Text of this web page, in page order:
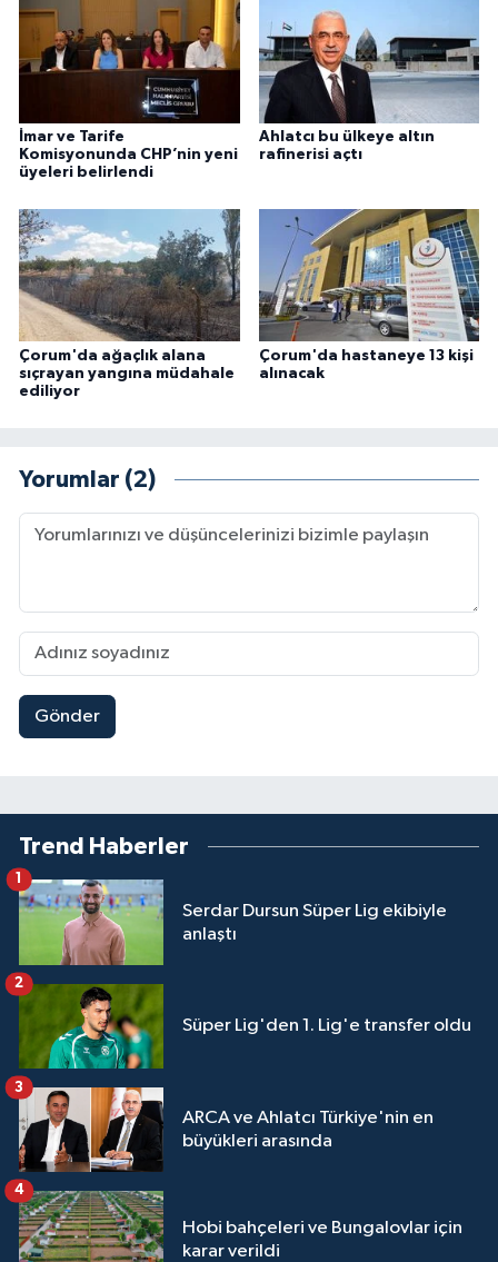
İmar ve Tarife
Komisyonunda CHP’nin yeni
üyeleri belirlendi
Ahlatcı bu ülkeye altın
rafinerisi açtı
Çorum'da ağaçlık alana
sıçrayan yangına müdahale
ediliyor
Çorum'da hastaneye 13 kişi
alınacak
Yorumlar (2)
Gönder
Trend Haberler
Serdar Dursun Süper Lig ekibiyle
anlaştı
Süper Lig'den 1. Lig'e transfer oldu
2
ARCA ve Ahlatcı Türkiye'nin en
büyükleri arasında
3
Hobi bahçeleri ve Bungalovlar için
karar verildi
4